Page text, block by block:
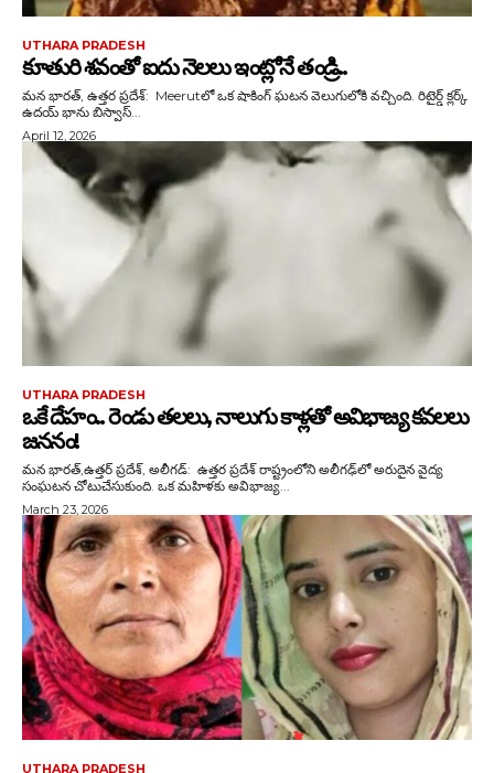
UTHARA PRADESH
కూతురి శవంతో ఐదు నెలలు ఇంట్లోనే తండ్రి..
మన భారత్, ఉత్తర ప్రదేశ్: Meerutలో ఒక షాకింగ్ ఘటన వెలుగులోకి వచ్చింది. రిటైర్డ్ క్లర్క్
ఉదయ్ భాను బిస్వాస్...
April 12, 2026
UTHARA PRADESH
ఒకే దేహం.. రెండు తలలు, నాలుగు కాళ్లతో అవిభాజ్య కవలలు
జననం!
మన భారత్,ఉత్తర్ ప్రదేశ్, అలీగడ్: ఉత్తర ప్రదేశ్ రాష్ట్రంలోని అలీగఢ్‌లో అరుదైన వైద్య
సంఘటన చోటుచేసుకుంది. ఒక మహిళకు అవిభాజ్య...
March 23, 2026
UTHARA PRADESH